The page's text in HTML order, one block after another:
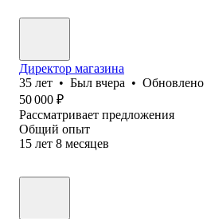
Директор магазина
35 лет • Был вчера • Обновлено
50 000 ₽
Рассматривает предложения
Общий опыт
15 лет 8 месяцев